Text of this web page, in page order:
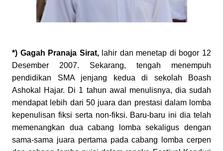
*) Gagah Pranaja Sirat,lahir dan menetap di bogor 12
Desember 2007. Sekarang, tengah menempuh
pendidikan SMA jenjang kedua di sekolah Boash
Ashokal Hajar. Di 1 tahun awal menulisnya, dia sudah
mendapat lebih dari 50 juara dan prestasi dalam lomba
kepenulisan fiksi serta non-fiksi. Baru-baru ini dia telah
memenangkan dua cabang lomba sekaligus dengan
sama-sama juara pertama pada cabang lomba cerpen